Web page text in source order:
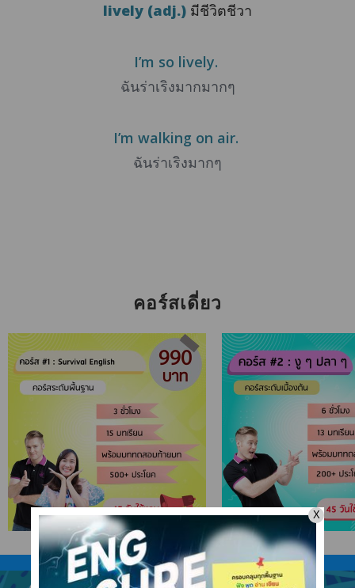
lively (adj.) มีชีวิตชีวา
I’m so lively.
ฉันร่าเริงมากมากๆ
I’m walking on air.
ฉันร่าเริงมากๆ
คอร์สเดี่ยว